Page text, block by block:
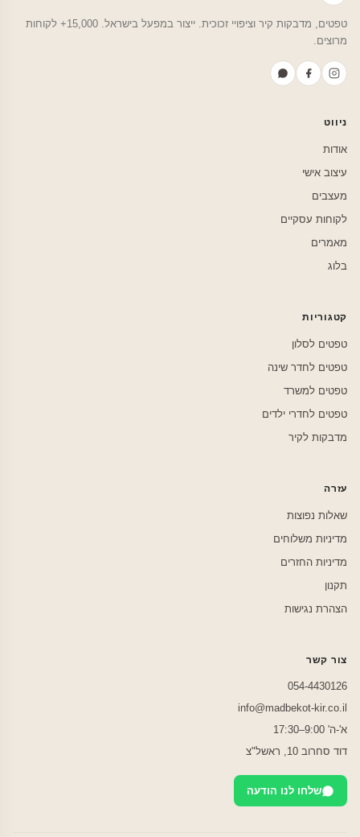
טפטים, מדבקות קיר וציפויי זכוכית. ייצור במפעל בישראל. 15,000+ לקוחות
מרוצים.
ניווט
אודות
עיצוב אישי
מעצבים
לקוחות עסקיים
מאמרים
בלוג
קטגוריות
טפטים לסלון
טפטים לחדר שינה
טפטים למשרד
טפטים לחדרי ילדים
מדבקות לקיר
עזרה
שאלות נפוצות
מדיניות משלוחים
מדיניות החזרים
תקנון
הצהרת נגישות
צור קשר
054-4430126
info@madbekot-kir.co.il
א'-ה' 9:00–17:30
דוד סחרוב 10, ראשל"צ
שלחו לנו הודעה